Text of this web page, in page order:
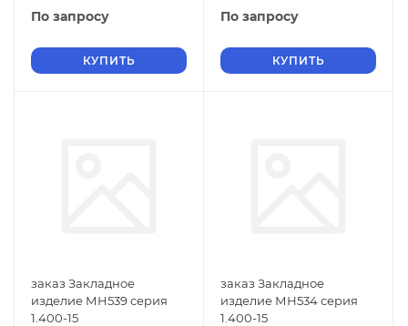
По запросу
КУПИТЬ
По запросу
КУПИТЬ
заказ Закладное
изделие МН539 серия
1.400-15
заказ Закладное
изделие МН534 серия
1.400-15